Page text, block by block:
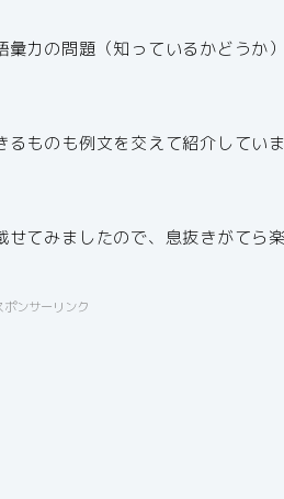
力の問題（知っているかどうか
ものも例文を交えて紹介してい
てみましたので、息抜きがてら
ポンサーリンク